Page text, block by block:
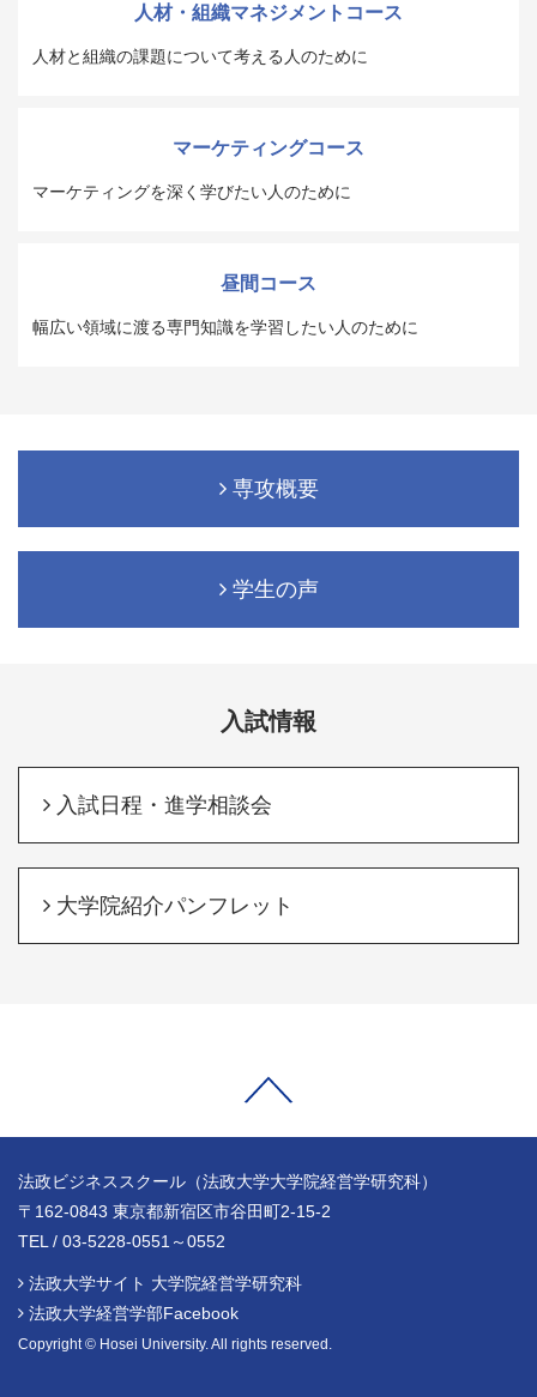
人材・組織マネジメントコース
人材と組織の課題について考える人のために
マーケティングコース
マーケティングを深く学びたい人のために
昼間コース
幅広い領域に渡る専門知識を学習したい人のために
専攻概要
学生の声
入試情報
入試日程・進学相談会
大学院紹介パンフレット
法政ビジネススクール（法政大学大学院経営学研究科）
〒162-0843 東京都新宿区市谷田町2-15-2
TEL / 03-5228-0551～0552
法政大学サイト 大学院経営学研究科
法政大学経営学部Facebook
Copyright © Hosei University. All rights reserved.